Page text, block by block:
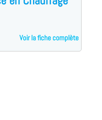
Voir la fiche complète